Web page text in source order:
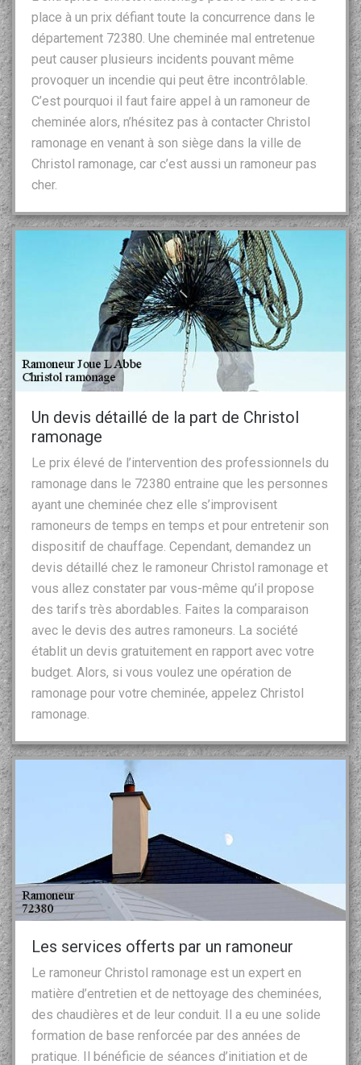
place à un prix défiant toute la concurrence dans le
département 72380. Une cheminée mal entretenue
peut causer plusieurs incidents pouvant même
provoquer un incendie qui peut être incontrôlable.
C’est pourquoi il faut faire appel à un ramoneur de
cheminée alors, n’hésitez pas à contacter Christol
ramonage en venant à son siège dans la ville de
Christol ramonage, car c’est aussi un ramoneur pas
cher.
Un devis détaillé de la part de Christol
ramonage
Le prix élevé de l’intervention des professionnels du
ramonage dans le 72380 entraine que les personnes
ayant une cheminée chez elle s’improvisent
ramoneurs de temps en temps et pour entretenir son
dispositif de chauffage. Cependant, demandez un
devis détaillé chez le ramoneur Christol ramonage et
vous allez constater par vous-même qu’il propose
des tarifs très abordables. Faites la comparaison
avec le devis des autres ramoneurs. La société
établit un devis gratuitement en rapport avec votre
budget. Alors, si vous voulez une opération de
ramonage pour votre cheminée, appelez Christol
ramonage.
Les services offerts par un ramoneur
Le ramoneur Christol ramonage est un expert en
matière d’entretien et de nettoyage des cheminées,
des chaudières et de leur conduit. Il a eu une solide
formation de base renforcée par des années de
pratique. Il bénéficie de séances d’initiation et de